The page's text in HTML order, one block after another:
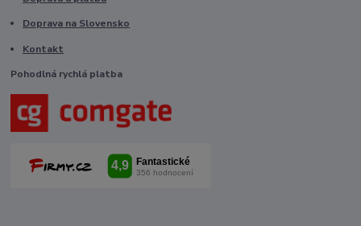
Doprava na Slovensko
Kontakt
Pohodlná rychlá platba